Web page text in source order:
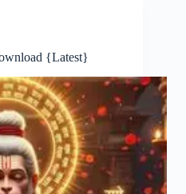
{Latest}